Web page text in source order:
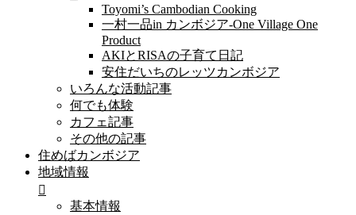
Toyomi’s Cambodian Cooking
一村一品in カンボジア-One Village One
Product
AKIとRISAの子育て日記
安住だいちのレッツカンボジア
いろんな活動記事
何でも体験
カフェ記事
その他の記事
住めばカンボジア
地域情報
基本情報